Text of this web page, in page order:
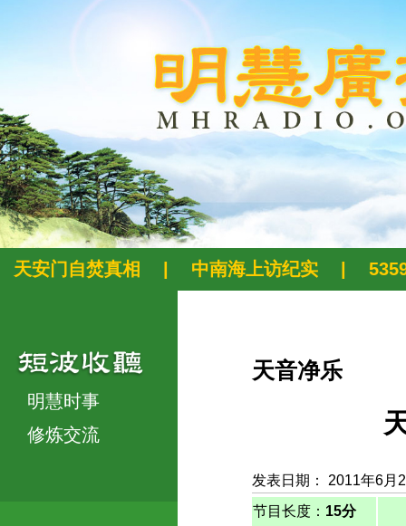
天安门自焚真相 中南海上访纪实
明慧时事
修炼交流
天音净乐
发表日期： 2011年6月
节目长度： 15分